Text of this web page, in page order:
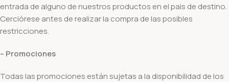
entrada de alguno de nuestros productos en el pais de destino.
Cerciórese antes de realizar la compra de las posibles
restricciones.
– Promociones
Todas las promociones están sujetas a la disponibilidad de los